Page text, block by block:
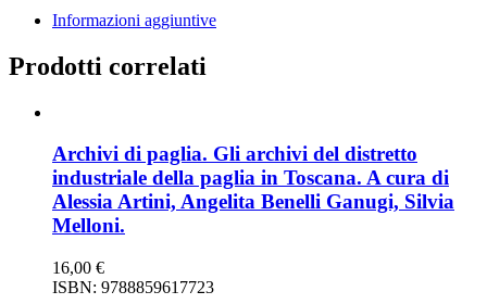
Informazioni aggiuntive
Prodotti correlati
Archivi di paglia. Gli archivi del distretto
industriale della paglia in Toscana. A cura di
Alessia Artini, Angelita Benelli Ganugi, Silvia
Melloni.
16,00 €
ISBN: 9788859617723